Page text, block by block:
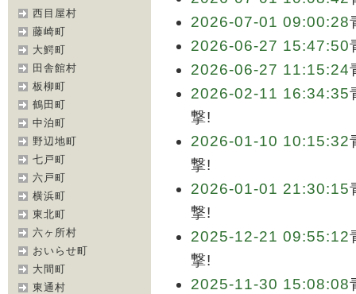
西目屋村
藤崎町
大鰐町
田舎館村
板柳町
鶴田町
中泊町
野辺地町
七戸町
六戸町
横浜町
東北町
六ヶ所村
おいらせ町
大間町
東通村
2026-07-01 09:00:28
2026-06-27 15:47:50
2026-06-27 11:15:24
2026-02-11 16:34:35
撃!
2026-01-10 10:15:32
撃!
2026-01-01 21:30:15
撃!
2025-12-21 09:55:12
撃!
2025-11-30 15:08:08